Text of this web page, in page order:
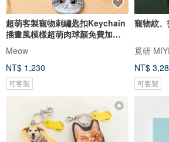
超萌客製寵物刺繡匙扣Keychain
插畫風模樣超萌肉球顏免費加名
字
Meow
NT$ 1,230
可客製
寵物紋
覓研
NT$
可客製